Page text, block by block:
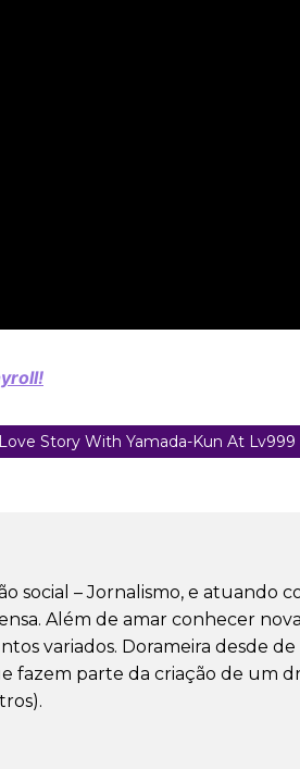
Story With Yamada-Kun At Lv999
social – Jornalismo, e atuando
Além de amar conhecer
variados. Dorameira desde
fazem parte da criação de um